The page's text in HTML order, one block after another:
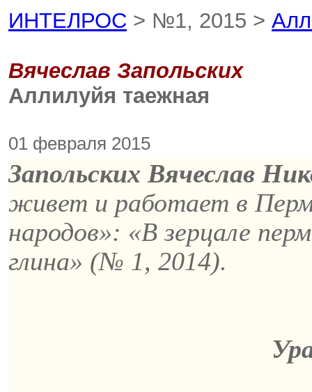
ИНТЕЛРОС > №1, 2015 >
Вячеслав Запольских
Аллилуйя таежная
01 февраля 2015
Запольских Вячеслав
живет и работает в
народов»: «В зерцале
глина» (№ 1, 2014).